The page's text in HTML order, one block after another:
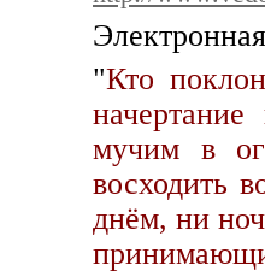
"Кто
мучим в
восходить
днём, ни